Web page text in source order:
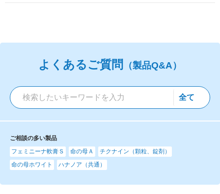
よくあるご質問 （製品Q&A）
ご相談の多い製品
フェミニーナ軟膏Ｓ
命の母Ａ
チクナイン（顆粒、錠剤）
命の母ホワイト
ハナノア（共通）